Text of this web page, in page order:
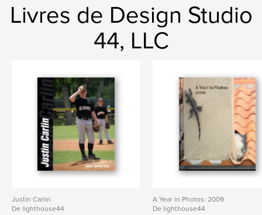
Livres de Design Studio
44, LLC
Justin Carlin
De lighthouse44
A Year in Photos: 2009
De lighthouse44